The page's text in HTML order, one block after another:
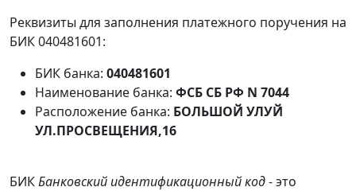
Реквизиты для заполнения платежного поручения на
БИК 040481601:
БИК банка: 040481601
Наименование банка: ФСБ СБ РФ N 7044
Расположение банка: БОЛЬШОЙ УЛУЙ
УЛ.ПРОСВЕЩЕНИЯ,16
БИКБанковский идентификационный код- это